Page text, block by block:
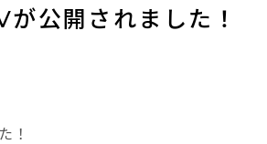
公開されました！
！